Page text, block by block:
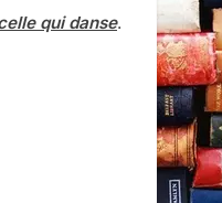
qui danse.